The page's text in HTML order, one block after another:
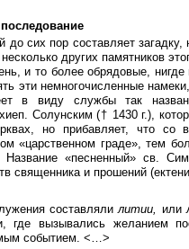
сих пор составляет
других памятников
и то более обрядовые,
эти немногочисленные
в виду службы так
Солунским († 1430 г.),
но прибавляет, что со
«царственном граде», тем
«песненный» св.
священника и прошений
составлялилитии, или
где вызывались желанием
событием. <…>